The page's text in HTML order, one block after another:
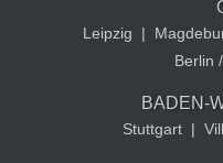
Leipzig |
Berlin
BADEN-
Stuttgart |